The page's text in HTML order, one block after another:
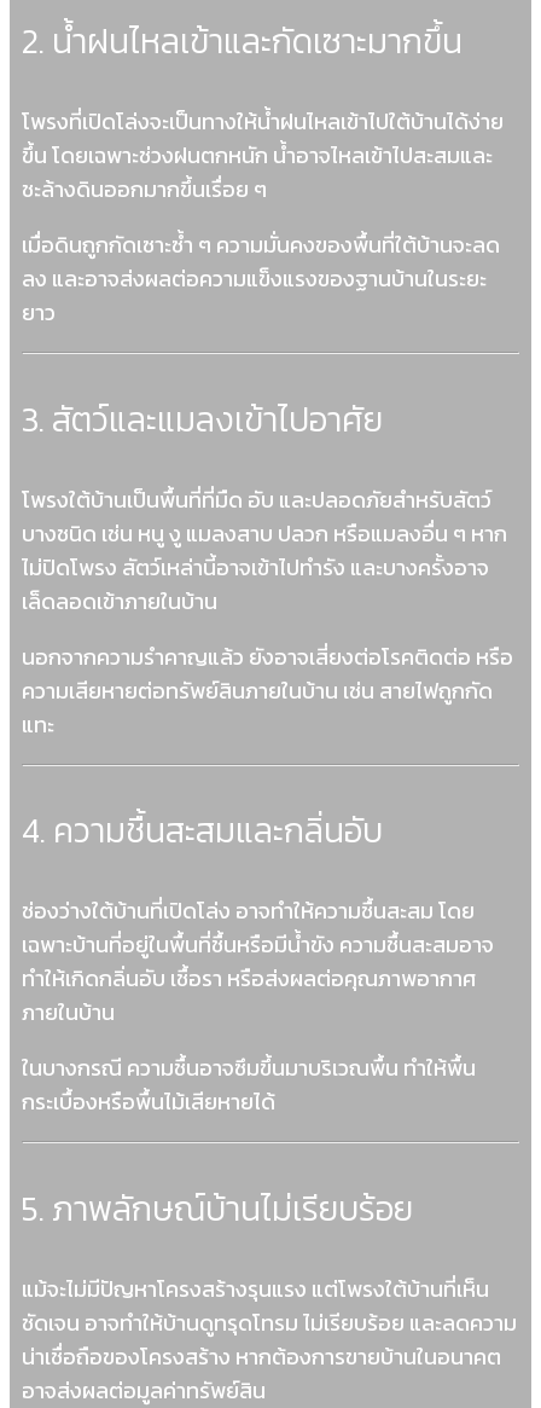
2. น้ำฝนไหลเข้าและกัดเซาะมากขึ้น
โพรงที่เปิดโล่งจะเป็นทางให้น้ำฝนไหลเข้าไปใต้บ้านได้ง่าย
ขึ้น โดยเฉพาะช่วงฝนตกหนัก น้ำอาจไหลเข้าไปสะสมและ
ชะล้างดินออกมากขึ้นเรื่อย ๆ
เมื่อดินถูกกัดเซาะซ้ำ ๆ ความมั่นคงของพื้นที่ใต้บ้านจะลด
ลง และอาจส่งผลต่อความแข็งแรงของฐานบ้านในระยะ
ยาว
3. สัตว์และแมลงเข้าไปอาศัย
โพรงใต้บ้านเป็นพื้นที่ที่มืด อับ และปลอดภัยสำหรับสัตว์
บางชนิด เช่น หนู งู แมลงสาบ ปลวก หรือแมลงอื่น ๆ หาก
ไม่ปิดโพรง สัตว์เหล่านี้อาจเข้าไปทำรัง และบางครั้งอาจ
เล็ดลอดเข้าภายในบ้าน
นอกจากความรำคาญแล้ว ยังอาจเสี่ยงต่อโรคติดต่อ หรือ
ความเสียหายต่อทรัพย์สินภายในบ้าน เช่น สายไฟถูกกัด
แทะ
4. ความชื้นสะสมและกลิ่นอับ
ช่องว่างใต้บ้านที่เปิดโล่ง อาจทำให้ความชื้นสะสม โดย
เฉพาะบ้านที่อยู่ในพื้นที่ชื้นหรือมีน้ำขัง ความชื้นสะสมอาจ
ทำให้เกิดกลิ่นอับ เชื้อรา หรือส่งผลต่อคุณภาพอากาศ
ภายในบ้าน
ในบางกรณี ความชื้นอาจซึมขึ้นมาบริเวณพื้น ทำให้พื้น
กระเบื้องหรือพื้นไม้เสียหายได้
5. ภาพลักษณ์บ้านไม่เรียบร้อย
แม้จะไม่มีปัญหาโครงสร้างรุนแรง แต่โพรงใต้บ้านที่เห็น
ชัดเจน อาจทำให้บ้านดูทรุดโทรม ไม่เรียบร้อย และลดความ
น่าเชื่อถือของโครงสร้าง หากต้องการขายบ้านในอนาคต
อาจส่งผลต่อมูลค่าทรัพย์สิน